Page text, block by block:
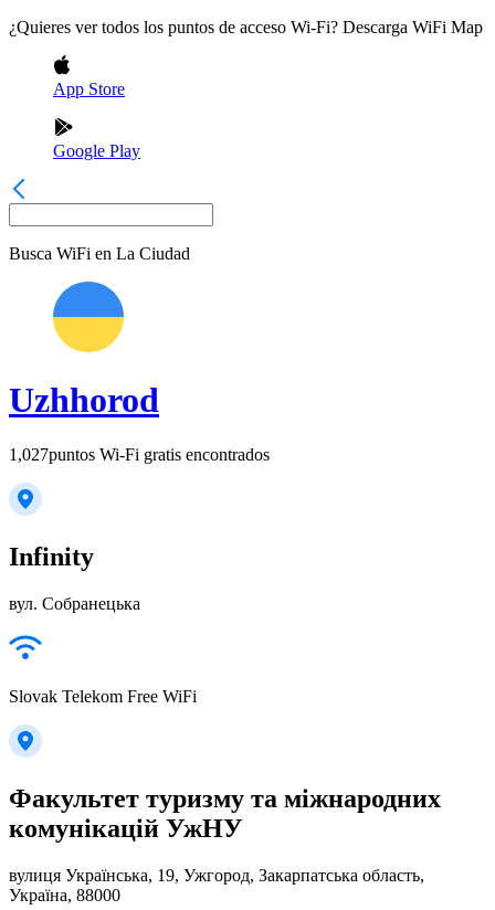
¿Quieres ver todos los puntos de acceso Wi-Fi? Descarga WiFi Map
App Store
Google Play
Busca WiFi en La Ciudad
Uzhhorod
1,027puntos Wi-Fi gratis encontrados
Infinity
вул. Собранецька
Slovak Telekom Free WiFi
Факультет туризму та міжнародних
комунікацій УжНУ
вулиця Українська, 19, Ужгород, Закарпатська область,
Україна, 88000